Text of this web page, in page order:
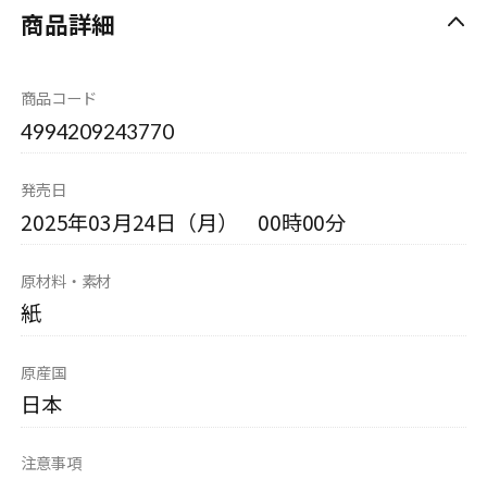
商品詳細
商品コード
4994209243770
発売日
2025年03月24日（月） 00時00分
原材料・素材
紙
原産国
日本
注意事項